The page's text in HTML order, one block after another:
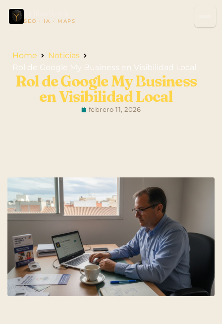
SEO · IA · MAPS
Home
Noticias
Rol de Google My Business en Visibilidad Local
Rol de Google My Business
en Visibilidad Local
febrero 11, 2026